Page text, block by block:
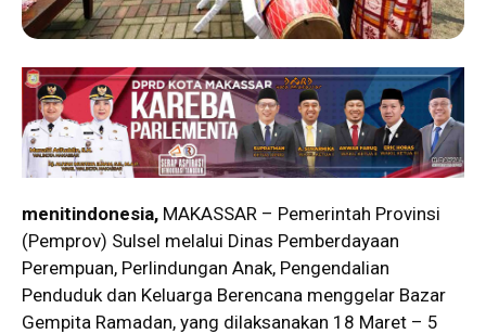
menitindonesia, MAKASSAR – Pemerintah Provinsi
(Pemprov) Sulsel melalui Dinas Pemberdayaan
Perempuan, Perlindungan Anak, Pengendalian
Penduduk dan Keluarga Berencana menggelar Bazar
Gempita Ramadan, yang dilaksanakan 18 Maret – 5